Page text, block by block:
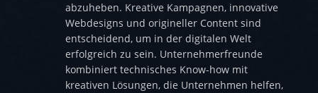
abzuheben. Kreative Kampagnen, innovative
Webdesigns und origineller Content sind
entscheidend, um in der digitalen Welt
erfolgreich zu sein. Unternehmerfreunde
kombiniert technisches Know-how mit
kreativen Lösungen, die Unternehmen helfen,